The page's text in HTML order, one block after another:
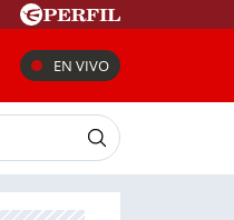
EN VIVO